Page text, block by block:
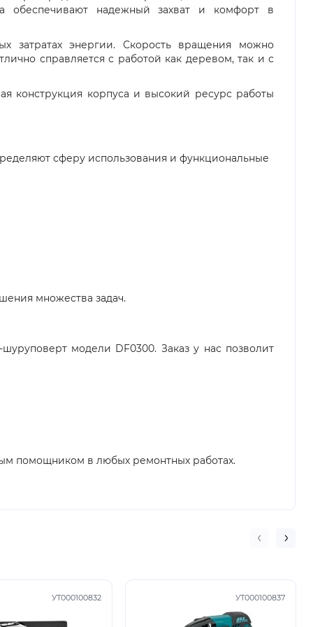
обеспечивают надежный захват и комфорт в
затратах энергии. Скорость вращения можно
справляется с работой как деревом, так и с
конструкция корпуса и высокий ресурс работы
сферу использования и функциональные
множества задач.
модели DF0300. Заказ у нас позволит
помощником в любых ремонтных работах.
УТ000100832 УТ000100837